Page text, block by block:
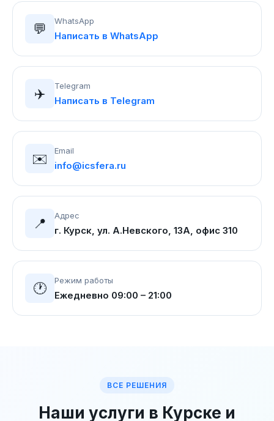
💬 WhatsApp
Написать в WhatsApp
✈️ Telegram
Написать в Telegram
✉️ Email
info@icsfera.ru
📍 Адрес
г. Курск, ул. А.Невского, 13А, офис 310
🕐 Режим работы
Ежедневно 09:00 – 21:00
ВСЕ РЕШЕНИЯ
Наши услуги в Курске и